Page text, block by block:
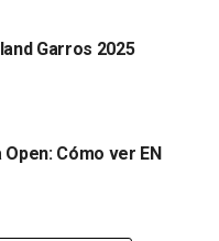
Garros 2025
Open: Cómo ver EN